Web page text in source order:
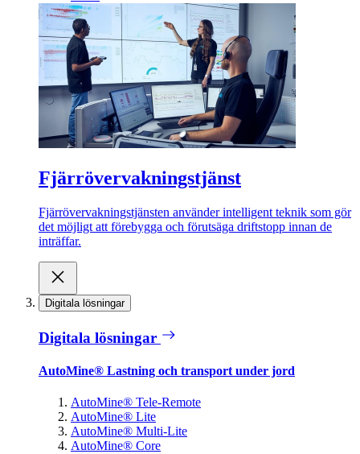
Fjärrövervakningstjänst
Fjärrövervakningstjänsten använder intelligent teknik som gör
det möjligt att förebygga och förutsäga driftstopp innan de
inträffar.
Digitala lösningar
Digitala lösningar
AutoMine® Lastning och transport under jord
AutoMine® Tele-Remote
AutoMine® Lite
AutoMine® Multi-Lite
AutoMine® Core